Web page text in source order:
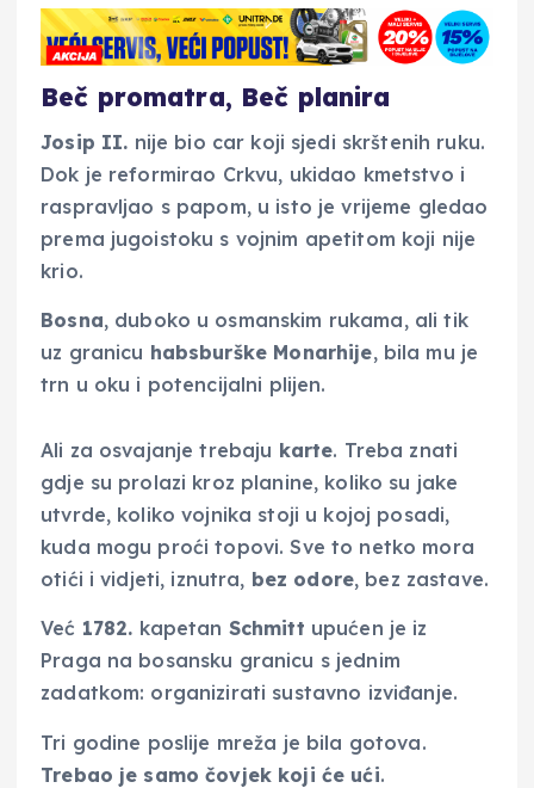
Beč promatra, Beč planira
Josip II. nije bio car koji sjedi skrštenih ruku.
Dok je reformirao Crkvu, ukidao kmetstvo i
raspravljao s papom, u isto je vrijeme gledao
prema jugoistoku s vojnim apetitom koji nije
krio.
Bosna, duboko u osmanskim rukama, ali tik
uz granicu habsburške Monarhije, bila mu je
trn u oku i potencijalni plijen.
Ali za osvajanje trebaju karte. Treba znati
gdje su prolazi kroz planine, koliko su jake
utvrde, koliko vojnika stoji u kojoj posadi,
kuda mogu proći topovi. Sve to netko mora
otići i vidjeti, iznutra, bez odore, bez zastave.
Već 1782. kapetan Schmitt upućen je iz
Praga na bosansku granicu s jednim
zadatkom: organizirati sustavno izviđanje.
Tri godine poslije mreža je bila gotova.
Trebao je samo čovjek koji će ući.